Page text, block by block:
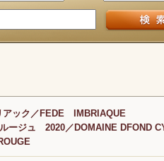
アック／FEDE IMBRIAQUE
ージュ 2020／DOMAINE DFOND